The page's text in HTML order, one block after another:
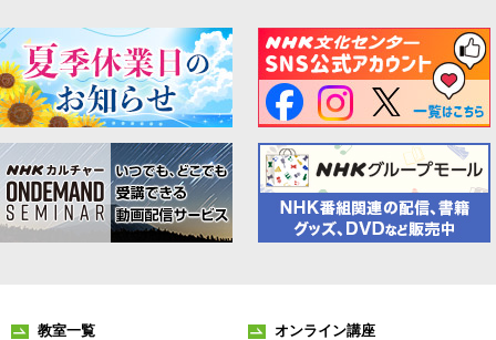
教室一覧 オンライン講座